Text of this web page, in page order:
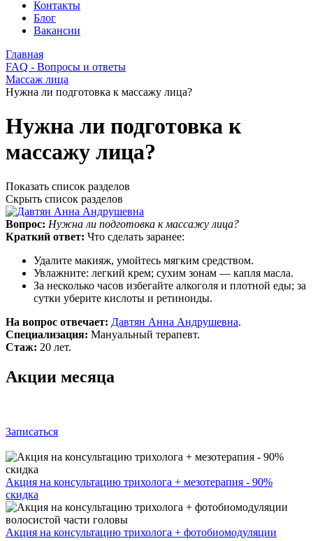
Контакты
Блог
Вакансии
Главная
FAQ - Вопросы и ответы
Массаж лица
Нужна ли подготовка к массажу лица?
Нужна ли подготовка к
массажу лица?
Показать список разделов
Скрыть список разделов
Вопрос: Нужна ли подготовка к массажу лица?
Краткий ответ: Что сделать заранее:
Удалите макияж, умойтесь мягким средством.
Увлажните: легкий крем; сухим зонам — капля масла.
За несколько часов избегайте алкоголя и плотной еды; за
сутки уберите кислоты и ретиноиды.
На вопрос отвечает: Давтян Анна Андрушевна.
Специализация: Мануальный терапевт.
Стаж: 20 лет.
Акции месяца
Записаться
Акция на консультацию трихолога + мезотерапия - 90%
скидка
Акция на консультацию трихолога + фотобиомодуляции